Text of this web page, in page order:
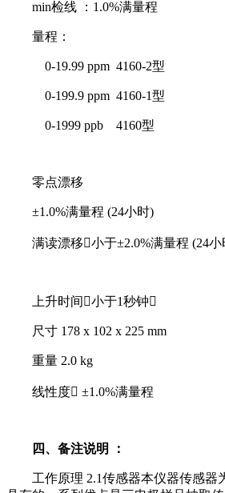
min检线 ：1.0%满量程
量程：
0-19.99 ppm 4160-2型
0-199.9 ppm 4160-1型
0-1999 ppb 4160型
零点漂移
±1.0%满量程 (24小时)
满读漂移小于±2.0%满量程 (24小
上升时间小于1秒钟
尺寸 178 x 102 x 225 mm
重量 2.0 kg
线性度 ±1.0%满量程
四、备注说明 ：
工作原理 2.1传感器本仪器传感器